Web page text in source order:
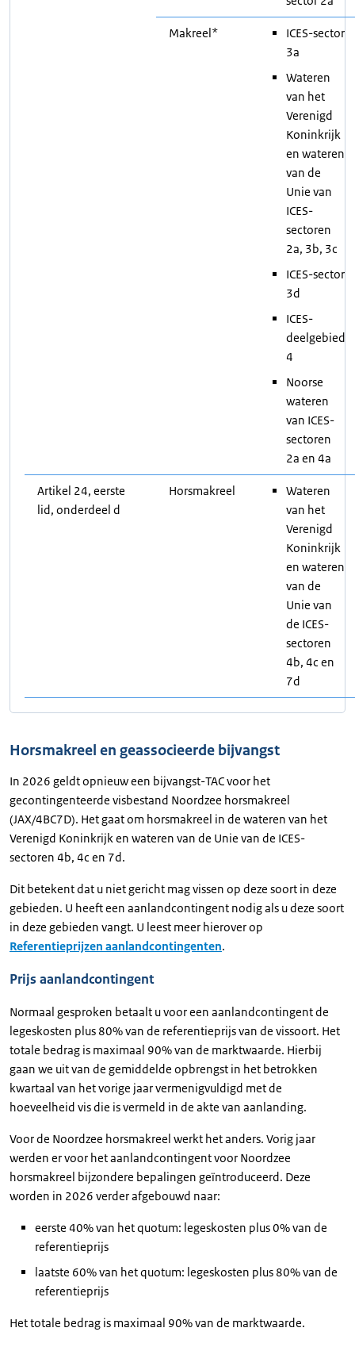
Makreel*
ICES-sector
3a
Wateren
van het
Verenigd
Koninkrijk
en wateren
van de
Unie van
ICES-
sectoren
2a, 3b, 3c
ICES-sector
3d
ICES-
deelgebied
4
Noorse
wateren
van ICES-
sectoren
2a en 4a
Artikel 24, eerste
lid, onderdeel d
Horsmakreel
Wateren
van het
Verenigd
Koninkrijk
en wateren
van de
Unie van
de ICES-
sectoren
4b, 4c en
7d
Horsmakreel en geassocieerde bijvangst
In 2026 geldt opnieuw een bijvangst-TAC voor het
gecontingenteerde visbestand Noordzee horsmakreel
(JAX/4BC7D). Het gaat om horsmakreel in de wateren van het
Verenigd Koninkrijk en wateren van de Unie van de ICES-
sectoren 4b, 4c en 7d.
Dit betekent dat u niet gericht mag vissen op deze soort in deze
gebieden. U heeft een aanlandcontingent nodig als u deze soort
in deze gebieden vangt. U leest meer hierover op
Referentieprijzen aanlandcontingenten.
Prijs aanlandcontingent
Normaal gesproken betaalt u voor een aanlandcontingent de
legeskosten plus 80% van de referentieprijs van de vissoort. Het
totale bedrag is maximaal 90% van de marktwaarde. Hierbij
gaan we uit van de gemiddelde opbrengst in het betrokken
kwartaal van het vorige jaar vermenigvuldigd met de
hoeveelheid vis die is vermeld in de akte van aanlanding.
Voor de Noordzee horsmakreel werkt het anders. Vorig jaar
werden er voor het aanlandcontingent voor Noordzee
horsmakreel bijzondere bepalingen geïntroduceerd. Deze
worden in 2026 verder afgebouwd naar:
eerste 40% van het quotum: legeskosten plus 0% van de
referentieprijs
laatste 60% van het quotum: legeskosten plus 80% van de
referentieprijs
Het totale bedrag is maximaal 90% van de marktwaarde.